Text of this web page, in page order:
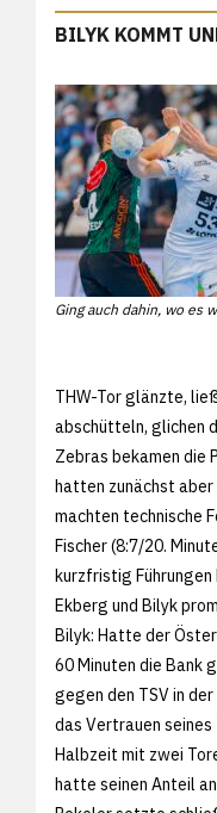
BILYK KOMMT
Ging auch dahin, wo es
THW-Tor glänzte,
abschütteln, glichen
Zebras bekamen die
hatten zunächst aber
machten technische
Fischer (8:7/20.
kurzfristig Führungen
Ekberg und Bilyk
Bilyk: Hatte der
60 Minuten die Bank
gegen den TSV in
das Vertrauen seines
Halbzeit mit zwei
hatte seinen Anteil